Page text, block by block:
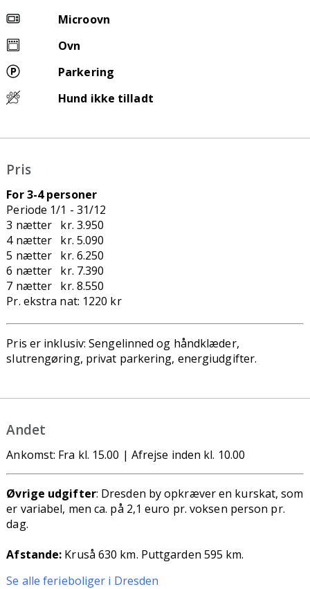
Microovn
Ovn
Parkering
Hund ikke tilladt
Pris
For 3-4 personer
Periode 1/1 - 31/12
3 nætter kr. 3.950
4 nætter kr. 5.090
5 nætter kr. 6.250
6 nætter kr. 7.390
7 nætter kr. 8.550
Pr. ekstra nat: 1220 kr
Pris er inklusiv: Sengelinned og håndklæder,
slutrengøring, privat parkering, energiudgifter.
Andet
Ankomst: Fra kl. 15.00 | Afrejse inden kl. 10.00
Øvrige udgifter: Dresden by opkræver en kurskat, som
er variabel, men ca. på 2,1 euro pr. voksen person pr.
dag.
Afstande: Kruså 630 km. Puttgarden 595 km.
Se alle ferieboliger i Dresden